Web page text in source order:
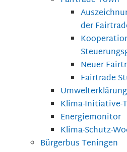
der
Neuer
Fairtrade
Umwelterklärung
Klima-Initiative-
Energiemonitor
Klima-Schutz-
Bürgerbus Teningen